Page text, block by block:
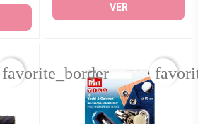
VER
favorite_border